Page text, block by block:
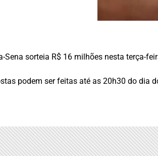
Sena sorteia R$ 16 milhões nesta terça-
podem ser feitas até as 20h30 do dia